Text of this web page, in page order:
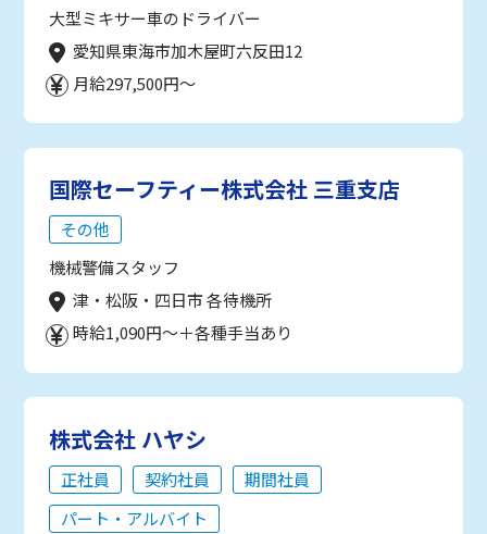
大型ミキサー車のドライバー
愛知県東海市加木屋町六反田12
月給297,500円～
国際セーフティー株式会社 三重支店
その他
機械警備スタッフ
津・松阪・四日市 各待機所
時給1,090円～＋各種手当あり
株式会社 ハヤシ
正社員 契約社員
期間社員
パート・アルバイト